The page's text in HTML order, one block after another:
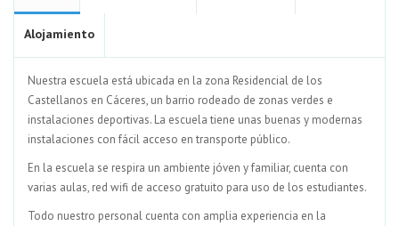
Alojamiento
Nuestra escuela está ubicada en la zona Residencial de los
Castellanos en Cáceres, un barrio rodeado de zonas verdes e
instalaciones deportivas. La escuela tiene unas buenas y modernas
instalaciones con fácil acceso en transporte público.
En la escuela se respira un ambiente jóven y familiar, cuenta con
varias aulas, red wifi de acceso gratuito para uso de los estudiantes.
Todo nuestro personal cuenta con amplia experiencia en la